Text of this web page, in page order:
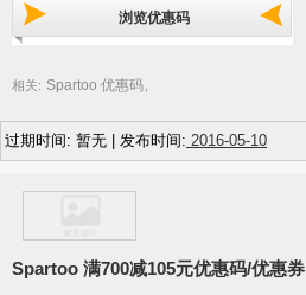
浏览优惠码
相关: Spartoo 优惠码,
过期时间: 暂无 | 发布时间: 2016-05-10
Spartoo 满700减105元优惠码/优惠券